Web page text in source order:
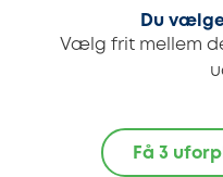
Du
Vælg frit mellem
Få 3